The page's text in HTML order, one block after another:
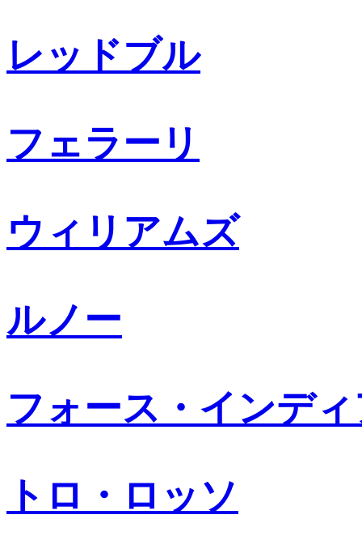
レッドブル
フェラーリ
ウィリアムズ
ルノー
フォース・インデ
トロ・ロッソ